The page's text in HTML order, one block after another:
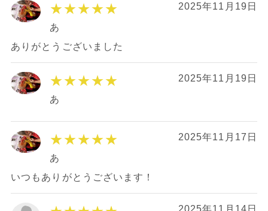
★★★★★ 2025年11月19日
あ
ありがとうございました
★★★★★ 2025年11月19日
あ
★★★★★ 2025年11月17日
あ
いつもありがとうございます！
2025年11月14日